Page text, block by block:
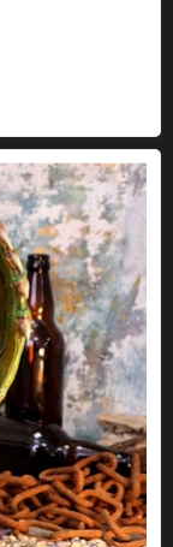
van James Ryman